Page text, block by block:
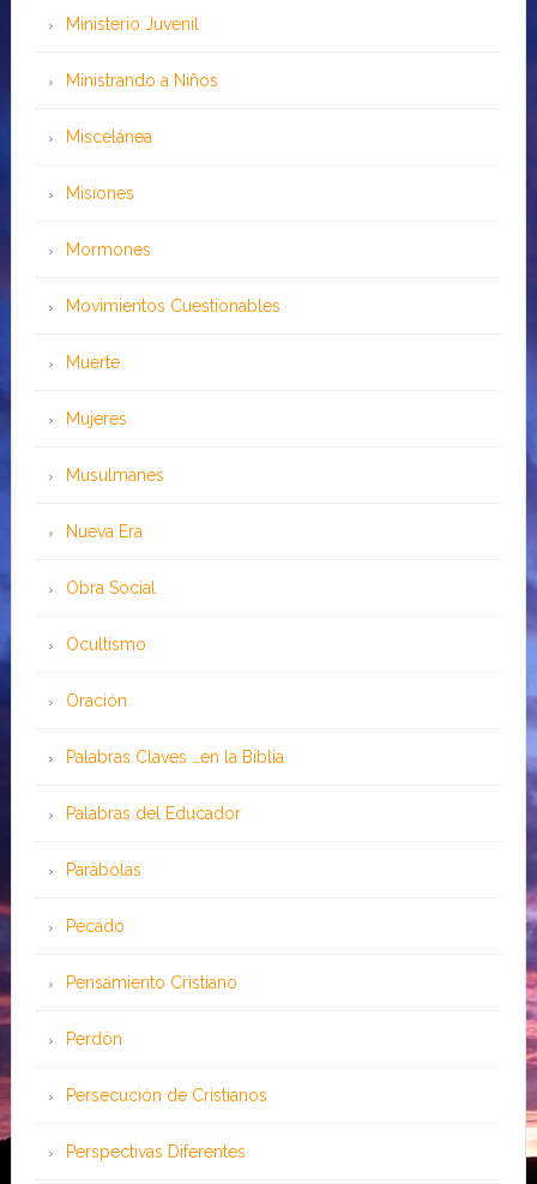
Ministerio Juvenil
Ministrando a Niños
Miscelánea
Misiones
Mormones
Movimientos Cuestionables
Muerte
Mujeres
Musulmanes
Nueva Era
Obra Social
Ocultismo
Oración
Palabras Claves …en la Biblia
Palabras del Educador
Parábolas
Pecado
Pensamiento Cristiano
Perdón
Persecución de Cristianos
Perspectivas Diferentes